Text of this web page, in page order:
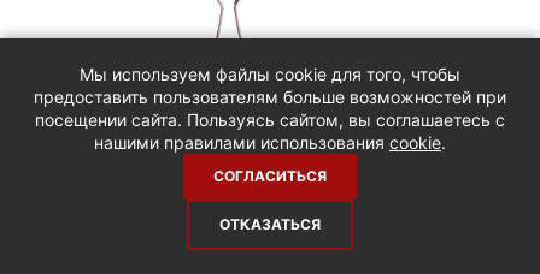
Зажим для бумаг 19 мм, 12 шт в упаковке,
картонная коробка, цвет неон ассорти, Lamark
Мы используем файлы cookie для того, чтобы
предоставить пользователям больше возможностей при
посещении сайта. Пользуясь сайтом, вы соглашаетесь с
нашими правилами использования cookie.
СОГЛАСИТЬСЯ
ОТКАЗАТЬСЯ